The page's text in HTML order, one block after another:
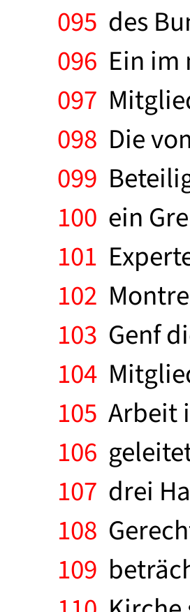
095 des
096 Ein im
097
098 Die
099
100 ein
101
102
103 Genf
104
105 Arbeit
106
107 drei
108
109